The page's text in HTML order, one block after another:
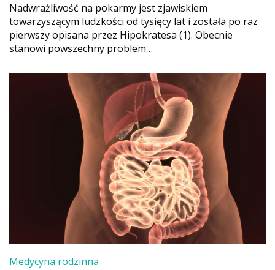
Nadwrażliwość na pokarmy jest zjawiskiem
towarzyszącym ludzkości od tysięcy lat i została po raz
pierwszy opisana przez Hipokratesa (1). Obecnie
stanowi powszechny problem…
Medycyna rodzinna